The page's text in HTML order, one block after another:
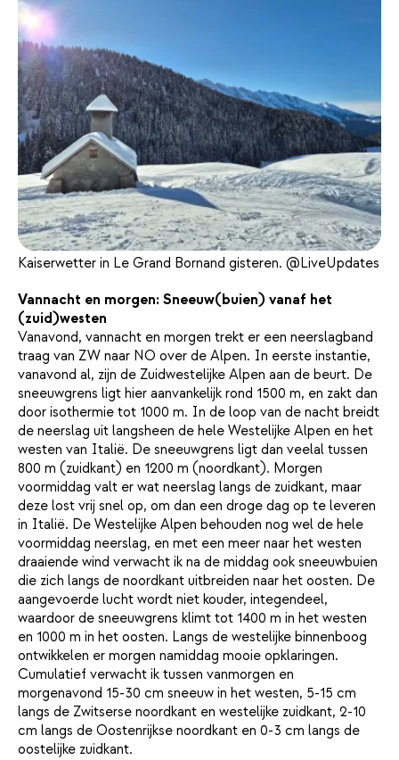
Kaiserwetter in Le Grand Bornand gisteren. @LiveUpdates
Vannacht en morgen: Sneeuw(buien) vanaf het
(zuid)westen
Vanavond, vannacht en morgen trekt er een neerslagband
traag van ZW naar NO over de Alpen. In eerste instantie,
vanavond al, zijn de Zuidwestelijke Alpen aan de beurt. De
sneeuwgrens ligt hier aanvankelijk rond 1500 m, en zakt dan
door isothermie tot 1000 m. In de loop van de nacht breidt
de neerslag uit langsheen de hele Westelijke Alpen en het
westen van Italië. De sneeuwgrens ligt dan veelal tussen
800 m (zuidkant) en 1200 m (noordkant). Morgen
voormiddag valt er wat neerslag langs de zuidkant, maar
deze lost vrij snel op, om dan een droge dag op te leveren
in Italië. De Westelijke Alpen behouden nog wel de hele
voormiddag neerslag, en met een meer naar het westen
draaiende wind verwacht ik na de middag ook sneeuwbuien
die zich langs de noordkant uitbreiden naar het oosten. De
aangevoerde lucht wordt niet kouder, integendeel,
waardoor de sneeuwgrens klimt tot 1400 m in het westen
en 1000 m in het oosten. Langs de westelijke binnenboog
ontwikkelen er morgen namiddag mooie opklaringen.
Cumulatief verwacht ik tussen vanmorgen en
morgenavond 15-30 cm sneeuw in het westen, 5-15 cm
langs de Zwitserse noordkant en westelijke zuidkant, 2-10
cm langs de Oostenrijkse noordkant en 0-3 cm langs de
oostelijke zuidkant.